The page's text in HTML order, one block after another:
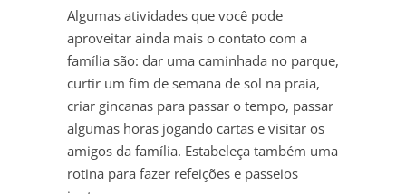
Algumas atividades que você pode
aproveitar ainda mais o contato com a
família são: dar uma caminhada no parque,
curtir um fim de semana de sol na praia,
criar gincanas para passar o tempo, passar
algumas horas jogando cartas e visitar os
amigos da família. Estabeleça também uma
rotina para fazer refeições e passeios